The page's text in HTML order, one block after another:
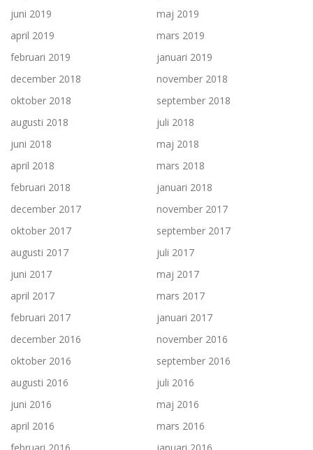
juni 2019
maj 2019
april 2019
mars 2019
februari 2019
januari 2019
december 2018
november 2018
oktober 2018
september 2018
augusti 2018
juli 2018
juni 2018
maj 2018
april 2018
mars 2018
februari 2018
januari 2018
december 2017
november 2017
oktober 2017
september 2017
augusti 2017
juli 2017
juni 2017
maj 2017
april 2017
mars 2017
februari 2017
januari 2017
december 2016
november 2016
oktober 2016
september 2016
augusti 2016
juli 2016
juni 2016
maj 2016
april 2016
mars 2016